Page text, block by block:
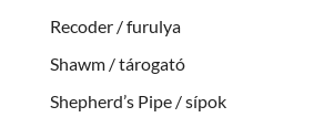
Recoder / furulya
Shawm / tárogató
Shepherd’s Pipe / sípok